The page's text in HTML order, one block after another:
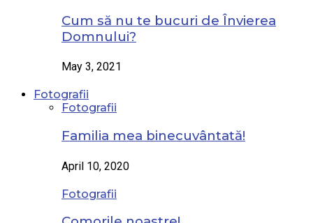
Cum să nu te bucuri de Învierea
Domnului?
May 3, 2021
Fotografii
Fotografii
Familia mea binecuvântată!
April 10, 2020
Fotografii